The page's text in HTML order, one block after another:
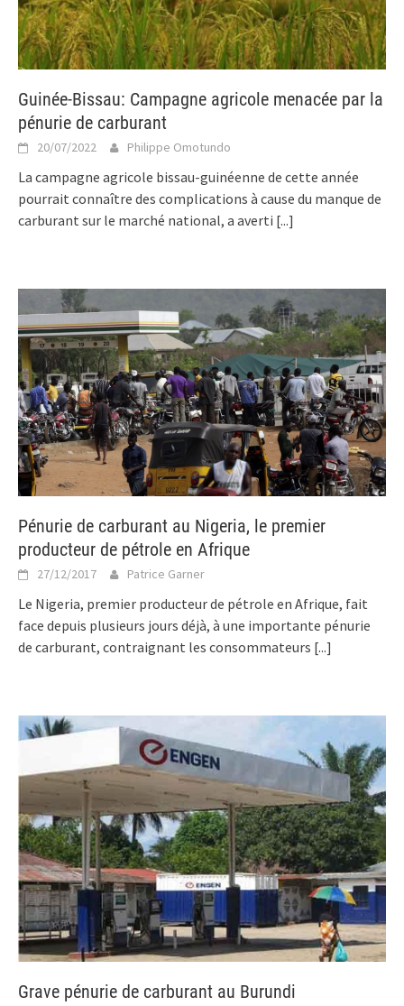
Guinée-Bissau: Campagne agricole menacée par la
pénurie de carburant
20/07/2022 Philippe Omotundo
La campagne agricole bissau-guinéenne de cette année
pourrait connaître des complications à cause du manque de
carburant sur le marché national, a averti [...]
Pénurie de carburant au Nigeria, le premier
producteur de pétrole en Afrique
27/12/2017 Patrice Garner
Le Nigeria, premier producteur de pétrole en Afrique, fait
face depuis plusieurs jours déjà, à une importante pénurie
de carburant, contraignant les consommateurs [...]
Grave pénurie de carburant au Burundi